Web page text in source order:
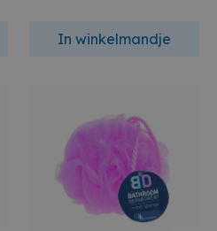
In winkelmandje